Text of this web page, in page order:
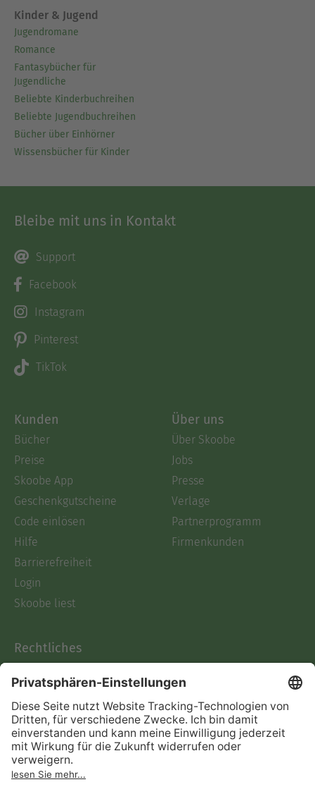
Kinder & Jugend
Jugendromane
Romance
Fantasybücher für
Jugendliche
Beliebte Kinderbuchreihen
Beliebte Jugendbuchreihen
Bücher über Einhörner
Wissensbücher für Kinder
Bleibe mit uns in Kontakt
Support
Facebook
Instagram
Pinterest
TikTok
Kunden
Bücher
Preise
Skoobe App
Geschenkgutscheine
Code einlösen
Hilfe
Barrierefreiheit
Login
Skoobe liest
Über uns
Über Skoobe
Jobs
Presse
Verlage
Partnerprogramm
Firmenkunden
Rechtliches
AGB
Informationen nach Data
Act
Verträge hier kündigen
Impressum